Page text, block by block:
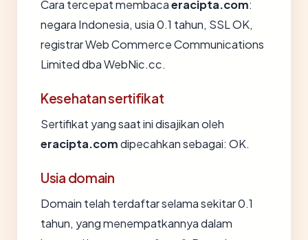
Cara tercepat membacaeracipta.com:
negara Indonesia, usia 0.1 tahun, SSL OK,
registrar Web Commerce Communications
Limited dba WebNic.cc.
Kesehatan sertifikat
Sertifikat yang saat ini disajikan oleh
eracipta.comdipecahkan sebagai: OK.
Usia domain
Domain telah terdaftar selama sekitar 0.1
tahun, yang menempatkannya dalam